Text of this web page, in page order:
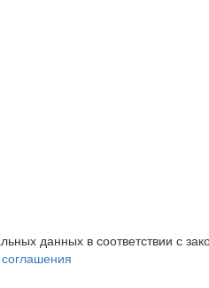
данных в соответствии с
соглашения